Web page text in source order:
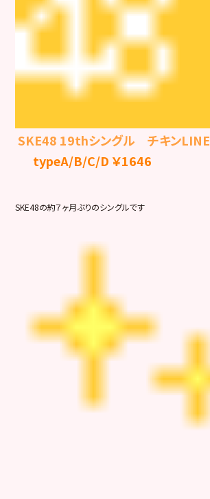
SKE48 19thシングル チキンLINE
typeA/B/C/D ￥1646
SKE48の約７ヶ月ぶりのシングルです